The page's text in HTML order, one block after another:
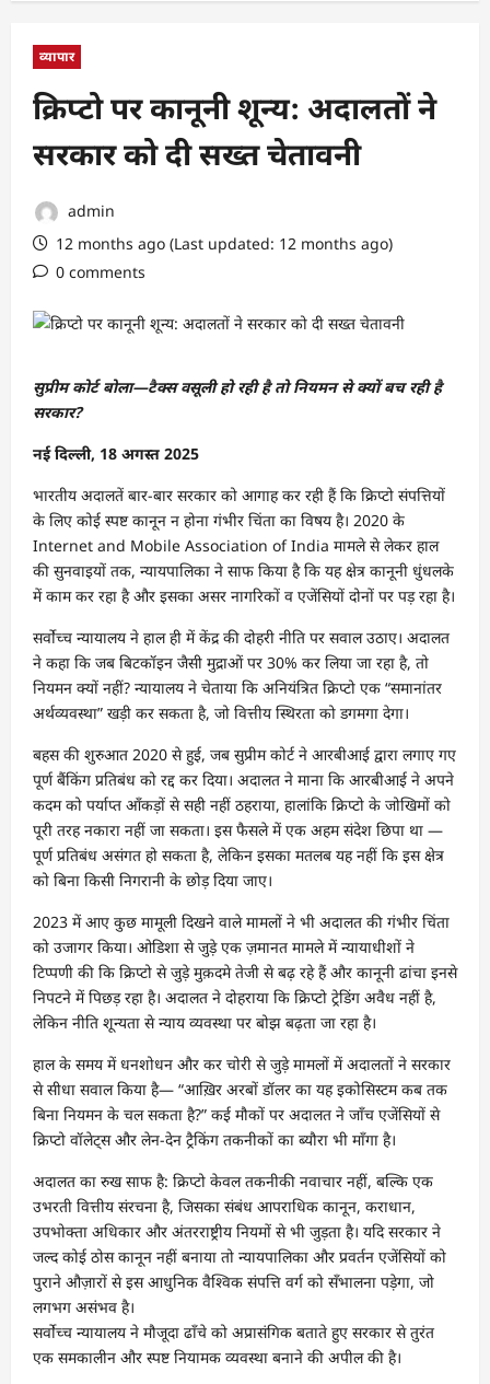
व्यापार
क्रिप्टो पर कानूनी शून्य: अदालतों ने
सरकार को दी सख्त चेतावनी
admin
12 months ago (Last updated: 12 months ago)
0 comments
सुप्रीम कोर्ट बोला—टैक्स वसूली हो रही है तो नियमन से क्यों बच रही है
सरकार?
नई दिल्ली, 18 अगस्त 2025
भारतीय अदालतें बार-बार सरकार को आगाह कर रही हैं कि क्रिप्टो संपत्तियों
के लिए कोई स्पष्ट कानून न होना गंभीर चिंता का विषय है। 2020 के
Internet and Mobile Association of India मामले से लेकर हाल
की सुनवाइयों तक, न्यायपालिका ने साफ किया है कि यह क्षेत्र कानूनी धुंधलके
में काम कर रहा है और इसका असर नागरिकों व एजेंसियों दोनों पर पड़ रहा है।
सर्वोच्च न्यायालय ने हाल ही में केंद्र की दोहरी नीति पर सवाल उठाए। अदालत
ने कहा कि जब बिटकॉइन जैसी मुद्राओं पर 30% कर लिया जा रहा है, तो
नियमन क्यों नहीं? न्यायालय ने चेताया कि अनियंत्रित क्रिप्टो एक “समानांतर
अर्थव्यवस्था” खड़ी कर सकता है, जो वित्तीय स्थिरता को डगमगा देगा।
बहस की शुरुआत 2020 से हुई, जब सुप्रीम कोर्ट ने आरबीआई द्वारा लगाए गए
पूर्ण बैंकिंग प्रतिबंध को रद्द कर दिया। अदालत ने माना कि आरबीआई ने अपने
कदम को पर्याप्त आँकड़ों से सही नहीं ठहराया, हालांकि क्रिप्टो के जोखिमों को
पूरी तरह नकारा नहीं जा सकता। इस फैसले में एक अहम संदेश छिपा था —
पूर्ण प्रतिबंध असंगत हो सकता है, लेकिन इसका मतलब यह नहीं कि इस क्षेत्र
को बिना किसी निगरानी के छोड़ दिया जाए।
2023 में आए कुछ मामूली दिखने वाले मामलों ने भी अदालत की गंभीर चिंता
को उजागर किया। ओडिशा से जुड़े एक ज़मानत मामले में न्यायाधीशों ने
टिप्पणी की कि क्रिप्टो से जुड़े मुक़दमे तेजी से बढ़ रहे हैं और कानूनी ढांचा इनसे
निपटने में पिछड़ रहा है। अदालत ने दोहराया कि क्रिप्टो ट्रेडिंग अवैध नहीं है,
लेकिन नीति शून्यता से न्याय व्यवस्था पर बोझ बढ़ता जा रहा है।
हाल के समय में धनशोधन और कर चोरी से जुड़े मामलों में अदालतों ने सरकार
से सीधा सवाल किया है— “आख़िर अरबों डॉलर का यह इकोसिस्टम कब तक
बिना नियमन के चल सकता है?” कई मौकों पर अदालत ने जाँच एजेंसियों से
क्रिप्टो वॉलेट्स और लेन-देन ट्रैकिंग तकनीकों का ब्यौरा भी माँगा है।
अदालत का रुख साफ है: क्रिप्टो केवल तकनीकी नवाचार नहीं, बल्कि एक
उभरती वित्तीय संरचना है, जिसका संबंध आपराधिक कानून, कराधान,
उपभोक्ता अधिकार और अंतरराष्ट्रीय नियमों से भी जुड़ता है। यदि सरकार ने
जल्द कोई ठोस कानून नहीं बनाया तो न्यायपालिका और प्रवर्तन एजेंसियों को
पुराने औज़ारों से इस आधुनिक वैश्विक संपत्ति वर्ग को सँभालना पड़ेगा, जो
लगभग असंभव है।
सर्वोच्च न्यायालय ने मौजूदा ढाँचे को अप्रासंगिक बताते हुए सरकार से तुरंत
एक समकालीन और स्पष्ट नियामक व्यवस्था बनाने की अपील की है।